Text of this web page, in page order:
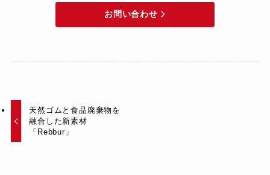
お問い合わせ
天然ゴムと食品廃棄物を
融合した新素材
「Rebbur」